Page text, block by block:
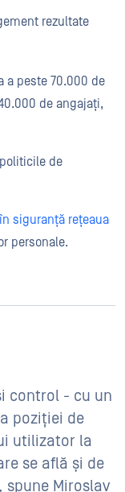
rezultate
a peste 70.000 de
de angajați,
de
siguranță rețeaua
personale.
control - cu un
poziției de
utilizator la
se află și de
Miroslav